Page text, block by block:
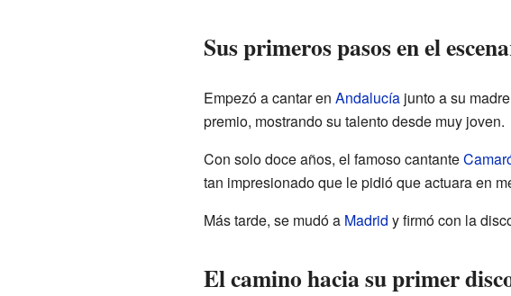
Sus primeros pasos en el
Empezó a cantar en Andalucíajunto a su
premio, mostrando su talento desde muy joven.
Con solo doce años, el famoso cantante
tan impresionado que le pidió que actuara en
Más tarde, se mudó a Madrid y firmó con la
El camino hacia su primer